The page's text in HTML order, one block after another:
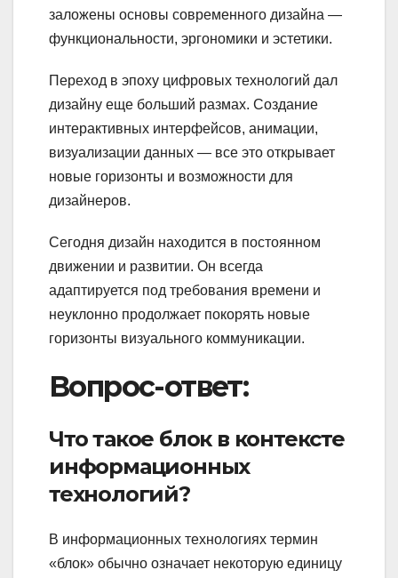
заложены основы современного дизайна —
функциональности, эргономики и эстетики.
Переход в эпоху цифровых технологий дал
дизайну еще больший размах. Создание
интерактивных интерфейсов, анимации,
визуализации данных — все это открывает
новые горизонты и возможности для
дизайнеров.
Сегодня дизайн находится в постоянном
движении и развитии. Он всегда
адаптируется под требования времени и
неуклонно продолжает покорять новые
горизонты визуального коммуникации.
Вопрос-ответ:
Что такое блок в контексте
информационных
технологий?
В информационных технологиях термин
«блок» обычно означает некоторую единицу